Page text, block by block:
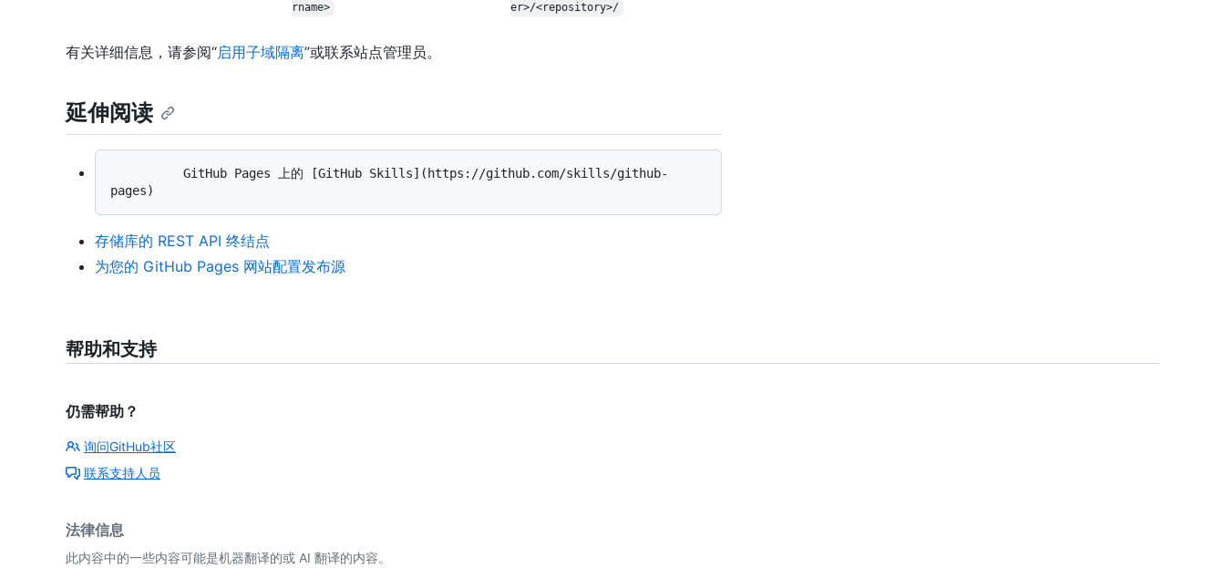
rname>
er>/<repository>/
有关详细信息，请参阅“启用子域隔离”或联系站点管理员。
延伸阅读
存储库的 REST API 终结点
为您的 GitHub Pages 网站配置发布源
帮助和支持
仍需帮助？
询问GitHub社区
联系支持人员
法律信息
此内容中的一些内容可能是机器翻译的或 AI 翻译的内容。